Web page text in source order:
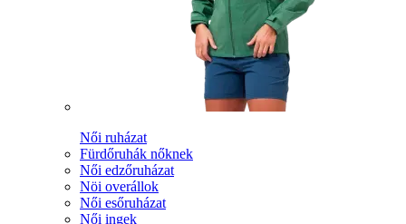
Női ruházat
Fürdőruhák nőknek
Női edzőruházat
Nöi overállok
Női esőruházat
Női ingek